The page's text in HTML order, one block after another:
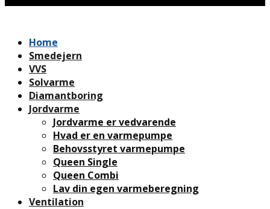
Home
Smedejern
VVS
Solvarme
Diamantboring
Jordvarme
Jordvarme er vedvarende
Hvad er en varmepumpe
Behovsstyret varmepumpe
Queen Single
Queen Combi
Lav din egen varmeberegning
Ventilation